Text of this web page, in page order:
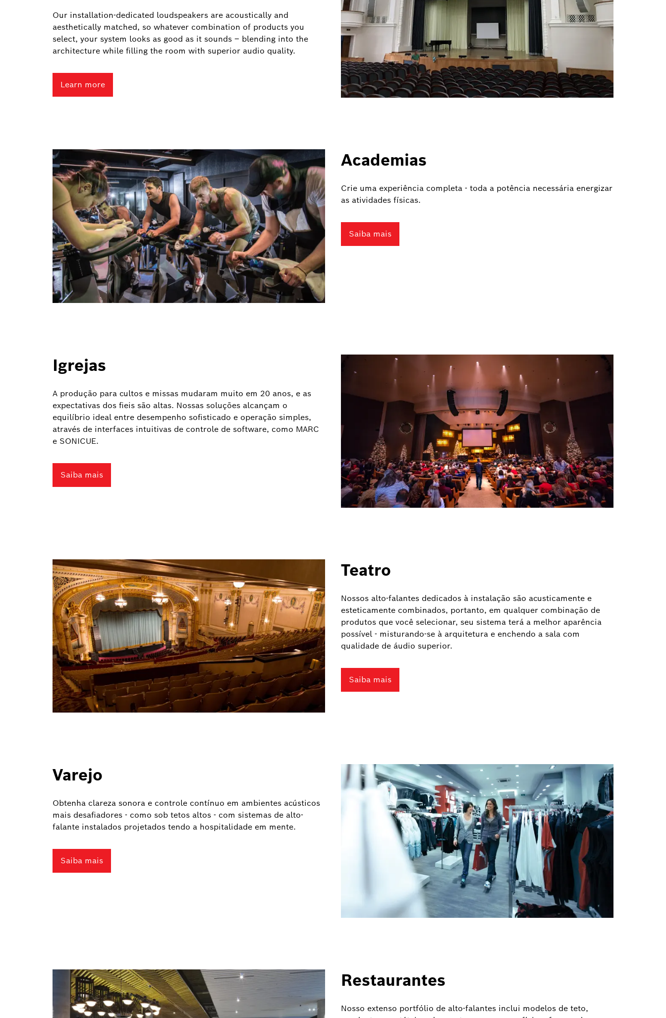
Our installation-dedicated loudspeakers are acoustically and
aesthetically matched, so whatever combination of products you
select, your system looks as good as it sounds – blending into the
architecture while filling the room with superior audio quality.
Learn more
Academias
Crie uma experiência completa - toda a potência necessária energizar
as atividades físicas.
Saiba mais
Igrejas
A produção para cultos e missas mudaram muito em 20 anos, e as
expectativas dos fieis são altas. Nossas soluções alcançam o
equilíbrio ideal entre desempenho sofisticado e operação simples,
através de interfaces intuitivas de controle de software, como MARC
e SONICUE.
Saiba mais
Teatro
Nossos alto-falantes dedicados à instalação são acusticamente e
esteticamente combinados, portanto, em qualquer combinação de
produtos que você selecionar, seu sistema terá a melhor aparência
possível - misturando-se à arquitetura e enchendo a sala com
qualidade de áudio superior.
Saiba mais
Varejo
Obtenha clareza sonora e controle contínuo em ambientes acústicos
mais desafiadores - como sob tetos altos - com sistemas de alto-
falante instalados projetados tendo a hospitalidade em mente.
Saiba mais
Restaurantes
Nosso extenso portfólio de alto-falantes inclui modelos de teto,